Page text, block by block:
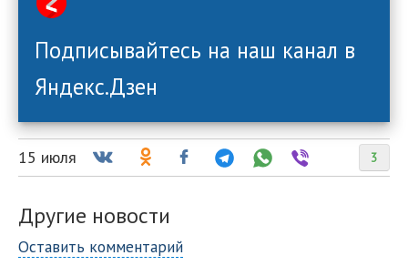
Подписывайтесь на наш канал в
Яндекс.Дзен
3
15 июля
Другие новости
Оставить комментарий